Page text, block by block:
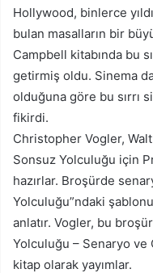
Hollywood, binlerce
bulan masalların bir
Campbell kitabında bu
getirmiş oldu. Sinema
olduğuna göre bu sırrı
fikirdi.
Christopher Vogler, Walt
Sonsuz Yolculuğu için
hazırlar. Broşürde
Yolculuğu”ndaki
anlatır. Vogler, bu
Yolculuğu – Senaryo ve
kitap olarak yayımlar.